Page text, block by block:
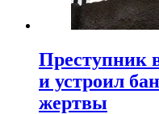
Преступник
и устроил
жертвы